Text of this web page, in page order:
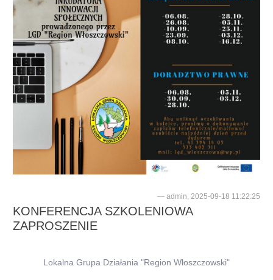
admin, 2025-09-18 11:22:25
KONFERENCJA SZKOLENIOWA
ZAPROSZENIE
Lokalna Grupa Działania "Region Włoszczowski"